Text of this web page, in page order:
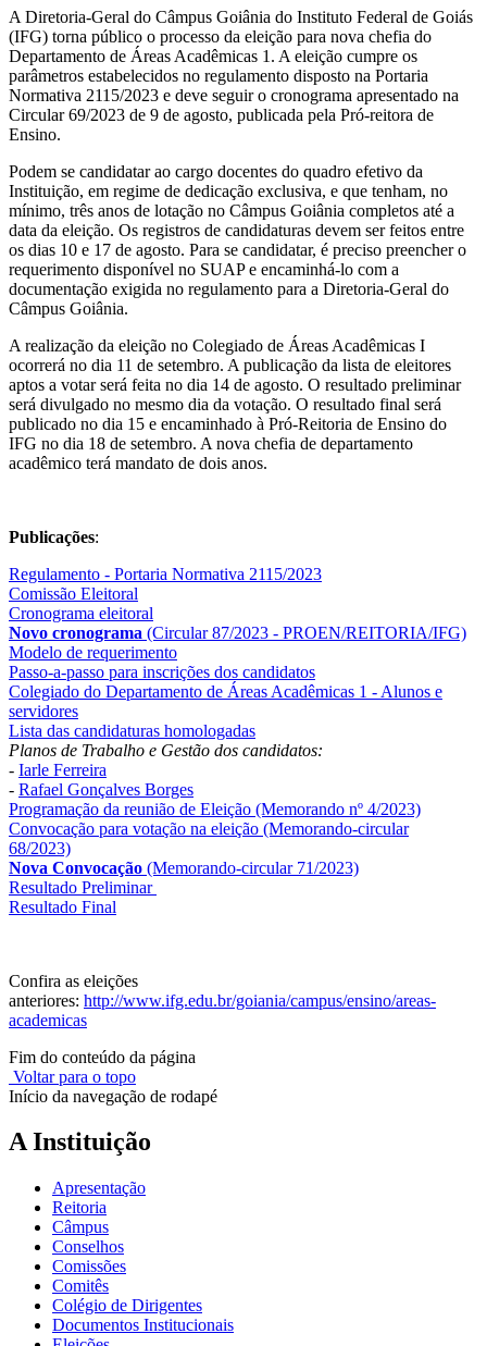
A Diretoria-Geral do Câmpus Goiânia do Instituto Federal de Goiás
(IFG) torna público o processo da eleição para nova chefia do
Departamento de Áreas Acadêmicas 1. A eleição cumpre os
parâmetros estabelecidos no regulamento disposto na Portaria
Normativa 2115/2023 e deve seguir o cronograma apresentado na
Circular 69/2023 de 9 de agosto, publicada pela Pró-reitora de
Ensino.
Podem se candidatar ao cargo docentes do quadro efetivo da
Instituição, em regime de dedicação exclusiva, e que tenham, no
mínimo, três anos de lotação no Câmpus Goiânia completos até a
data da eleição. Os registros de candidaturas devem ser feitos entre
os dias 10 e 17 de agosto. Para se candidatar, é preciso preencher o
requerimento disponível no SUAP e encaminhá-lo com a
documentação exigida no regulamento para a Diretoria-Geral do
Câmpus Goiânia.
A realização da eleição no Colegiado de Áreas Acadêmicas I
ocorrerá no dia 11 de setembro. A publicação da lista de eleitores
aptos a votar será feita no dia 14 de agosto. O resultado preliminar
será divulgado no mesmo dia da votação. O resultado final será
publicado no dia 15 e encaminhado à Pró-Reitoria de Ensino do
IFG no dia 18 de setembro. A nova chefia de departamento
acadêmico terá mandato de dois anos.
Publicações:
Regulamento - Portaria Normativa 2115/2023
Comissão Eleitoral
Cronograma eleitoral
Novo cronograma (Circular 87/2023 - PROEN/REITORIA/IFG)
Modelo de requerimento
Passo-a-passo para inscrições dos candidatos
Colegiado do Departamento de Áreas Acadêmicas 1 - Alunos e
servidores
Lista das candidaturas homologadas
Planos de Trabalho e Gestão dos candidatos:
- Iarle Ferreira
- Rafael Gonçalves Borges
Programação da reunião de Eleição (Memorando nº 4/2023)
Convocação para votação na eleição (Memorando-circular
68/2023)
Nova Convocação (Memorando-circular 71/2023)
Resultado Preliminar
Resultado Final
Confira as eleições
anteriores: http://www.ifg.edu.br/goiania/campus/ensino/areas-
academicas
Fim do conteúdo da página
Voltar para o topo
Início da navegação de rodapé
A Instituição
Apresentação
Reitoria
Câmpus
Conselhos
Comissões
Comitês
Colégio de Dirigentes
Documentos Institucionais